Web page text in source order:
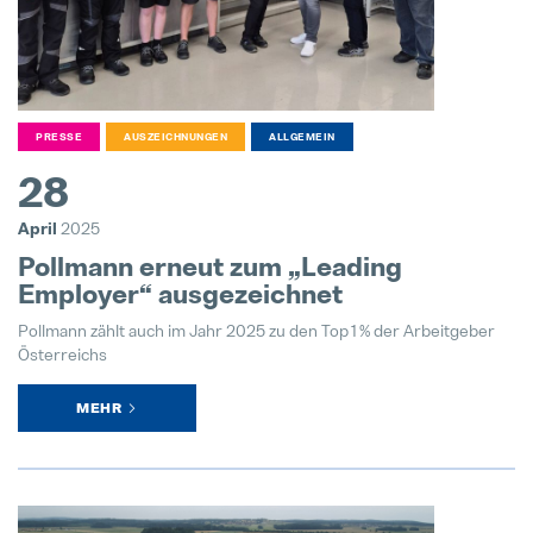
PRESSE AUSZEICHNUNGEN ALLGEMEIN
28
April 2025
Pollmann erneut zum „Leading
Employer“ ausgezeichnet
Pollmann zählt auch im Jahr 2025 zu den Top 1 % der Arbeitgeber
Österreichs
MEHR